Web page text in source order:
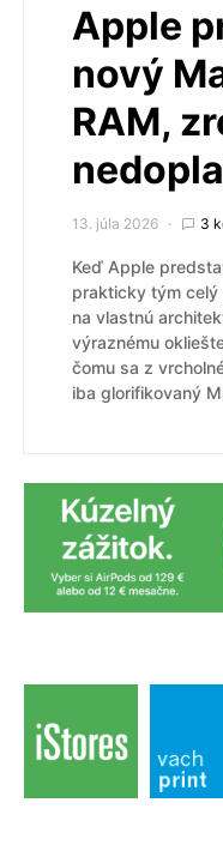
Apple
nový
RAM,
13. júla 2026 3
Keď Apple
prakticky tým celý
na vlastnú
výraznému
čomu sa z
iba glorifikovaný